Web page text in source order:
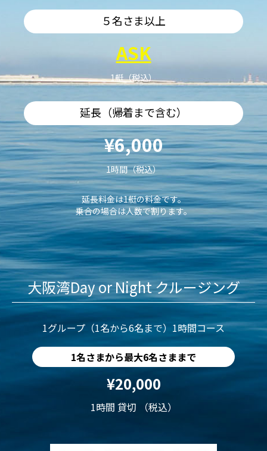
５名さま以上
ASK
1艇（税込）
延長（帰着まで含む）
¥6,000
1時間（税込）
延長料金は1艇の料金です。
乗合の場合は人数で割ります。
大阪湾Day or Night クルージング
1グループ（1名から6名まで）1時間コース
1名さまから最大6名さままで
¥20,000
1時間 貸切 （税込）